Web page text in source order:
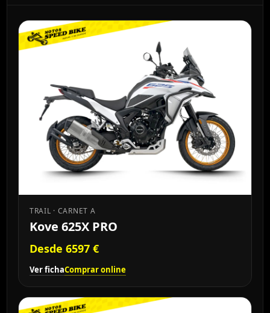
TRAIL · CARNET A
Kove 625X PRO
Desde 6597 €
Ver fichaComprar online